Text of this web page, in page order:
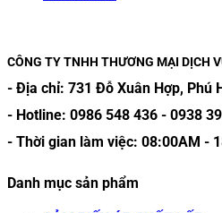
CÔNG TY TNHH THƯƠNG MẠI DỊCH
- Địa chỉ: 731 Đỗ Xuân Hợp, Phú
- Hotline: 0986 548 436 - 0938
- Thời gian làm việc: 08:00AM -
Danh mục sản phẩm